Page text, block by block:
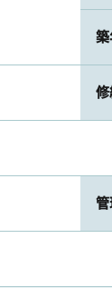
築
修
管